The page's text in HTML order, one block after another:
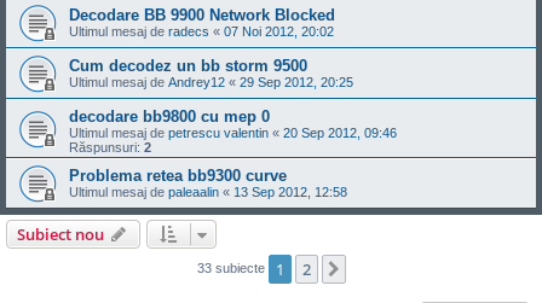
Decodare BB 9900 Network Blocked
Ultimul mesaj de radecs « 07 Noi 2012, 20:02
Cum decodez un bb storm 9500
Ultimul mesaj de Andrey12 « 29 Sep 2012, 20:25
decodare bb9800 cu mep 0
Ultimul mesaj de petrescu valentin « 20 Sep 2012, 09:46
Răspunsuri: 2
Problema retea bb9300 curve
Ultimul mesaj de paleaalin « 13 Sep 2012, 12:58
Subiect nou
33 subiecte 1 2